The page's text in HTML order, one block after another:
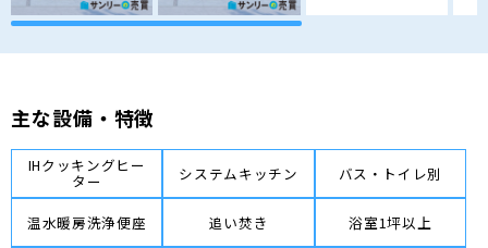
主な設備・特徴
IHクッキングヒー
ター システムキッチン バス・トイレ別
温水暖房洗浄便座 追い焚き 浴室1坪以上